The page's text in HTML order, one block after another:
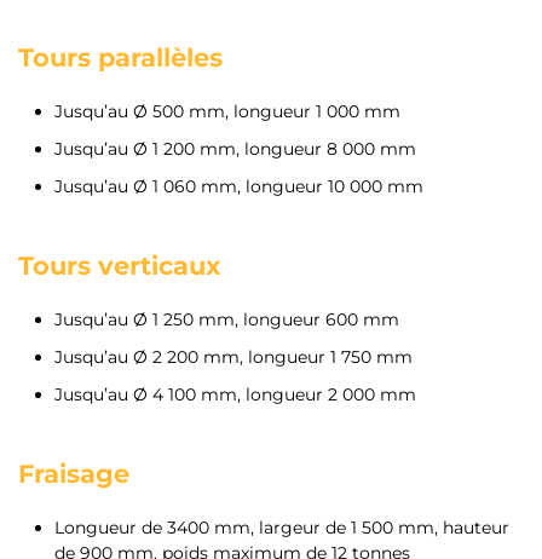
Tours parallèles
Jusqu’au Ø 500 mm, longueur 1 000 mm
Jusqu’au Ø 1 200 mm, longueur 8 000 mm
Jusqu’au Ø 1 060 mm, longueur 10 000 mm
Tours verticaux
Jusqu’au Ø 1 250 mm, longueur 600 mm
Jusqu’au Ø 2 200 mm, longueur 1 750 mm
Jusqu’au Ø 4 100 mm, longueur 2 000 mm
Fraisage
Longueur de 3400 mm, largeur de 1 500 mm, hauteur
de 900 mm, poids maximum de 12 tonnes